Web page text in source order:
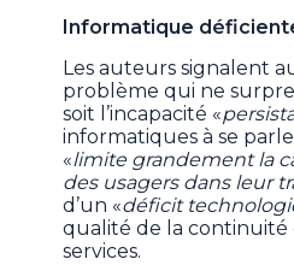
Informatique
Les auteurs signalent
problème qui ne
soit l’incapacité «
informatiques à se
«limite grandement la
des usagers dans leur
d’un «déficit
qualité de la continuité
services.